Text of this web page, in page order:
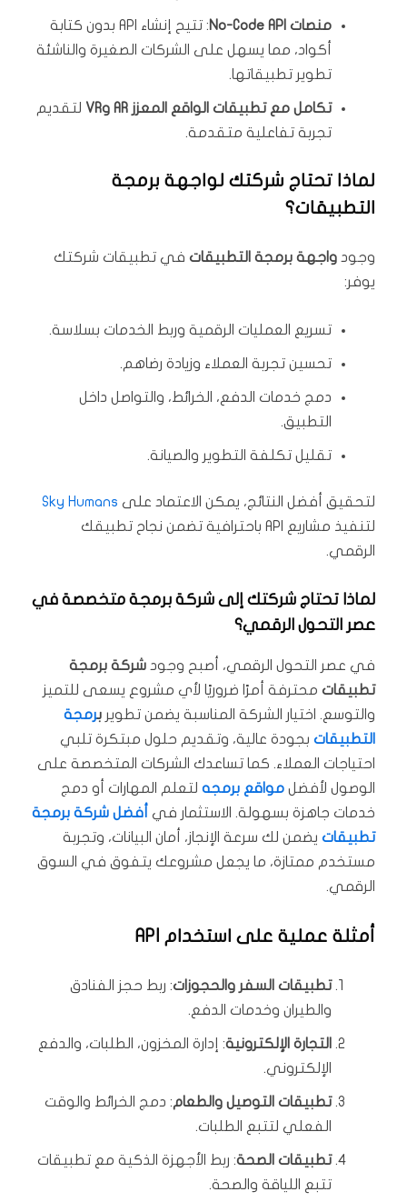
منصات No-Code API
: تتيح إنشاء API بدون كتابة
أكواد، مما يسهل على الشركات الصغيرة والناشئة
تطوير تطبيقاتها.
تكامل مع تطبيقات الواقع المعزز AR وVR
لتقديم
تجربة تفاعلية متقدمة.
لماذا تحتاج شركتك لواجهة برمجة
التطبيقات؟
وجود واجهة برمجة التطبيقات في تطبيقات شركتك
يوفر:
تسريع العمليات الرقمية وربط الخدمات بسلاسة.
تحسين تجربة العملاء وزيادة رضاهم.
دمج خدمات الدفع، الخرائط، والتواصل داخل
التطبيق.
تقليل تكلفة التطوير والصيانة.
لتحقيق أفضل النتائج، يمكن الاعتماد على Sky Humans
لتنفيذ مشاريع API باحترافية تضمن نجاح تطبيقك
الرقمي.
لماذا تحتاج شركتك إلى شركة برمجة متخصصة في
عصر التحول الرقمي؟
في عصر التحول الرقمي، أصبح وجود شركة برمجة
تطبيقات محترفة أمرًا ضروريًا لأي مشروع يسعى للتميز
والتوسع. اختيار الشركة المناسبة يضمن تطوير برمجة
التطبيقات بجودة عالية، وتقديم حلول مبتكرة تلبي
احتياجات العملاء. كما تساعدك الشركات المتخصصة على
الوصول لأفضل مواقع برمجه لتعلم المهارات أو دمج
خدمات جاهزة بسهولة. الاستثمار في أفضل شركة برمجة
تطبيقات يضمن لك سرعة الإنجاز، أمان البيانات، وتجربة
مستخدم ممتازة، ما يجعل مشروعك يتفوق في السوق
الرقمي.
أمثلة عملية على استخدام API
تطبيقات السفر والحجوزات: ربط حجز الفنادق
والطيران وخدمات الدفع.
التجارة الإلكترونية: إدارة المخزون، الطلبات، والدفع
الإلكتروني.
تطبيقات التوصيل والطعام: دمج الخرائط والوقت
الفعلي لتتبع الطلبات.
تطبيقات الصحة: ربط الأجهزة الذكية مع تطبيقات
تتبع اللياقة والصحة.